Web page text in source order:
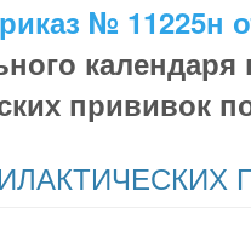
№ 11225н
прививок